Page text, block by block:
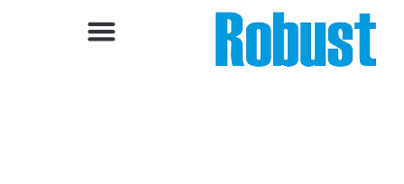
تخطي
المحتوى